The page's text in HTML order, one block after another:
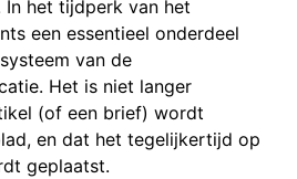
het tijdperk van het
een essentieel onderdeel
van de
Het is niet langer
(of een brief) wordt
en dat het tegelijkertijd op
geplaatst.